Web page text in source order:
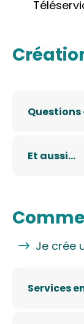
Questions
Et aussi…
Je crée
Services